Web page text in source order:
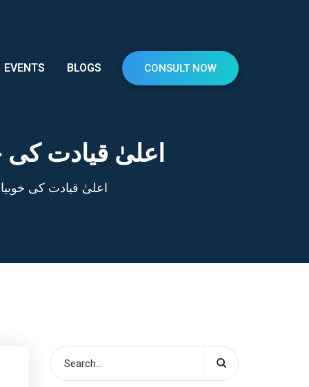
EVENTS BLOGS CONSULT NOW
اعلیٰ قیادت کی
اعلیٰ قیادت کی